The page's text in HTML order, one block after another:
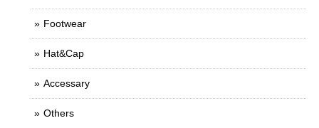
Footwear
Hat&Cap
Accessary
Others